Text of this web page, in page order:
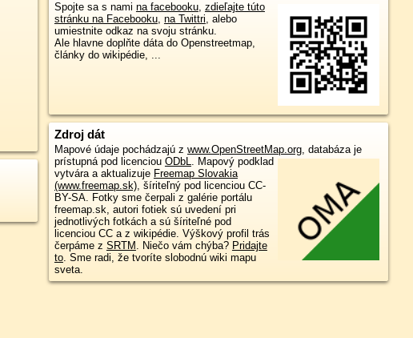
Spojte sa s nami na facebooku, zdieľajte túto
stránku na Facebooku, na Twittri, alebo
umiestnite odkaz na svoju stránku.
Ale hlavne doplňte dáta do Openstreetmap,
články do wikipédie, ...
Zdroj dát
Mapové údaje pochádzajú z www.OpenStreetMap.org, databáza je
prístupná pod licenciou ODbL. Mapový podklad
vytvára a aktualizuje Freemap Slovakia
(www.freemap.sk), šíriteľný pod licenciou CC-
BY-SA. Fotky sme čerpali z galérie portálu
freemap.sk, autori fotiek sú uvedení pri
jednotlivých fotkách a sú šíriteľné pod
licenciou CC a z wikipédie. Výškový profil trás
čerpáme z SRTM . Niečo vám chýba? Pridajte
to. Sme radi, že tvoríte slobodnú wiki mapu
sveta.